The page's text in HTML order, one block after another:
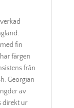
fin
färgen
från
Georgian
av
direkt ur